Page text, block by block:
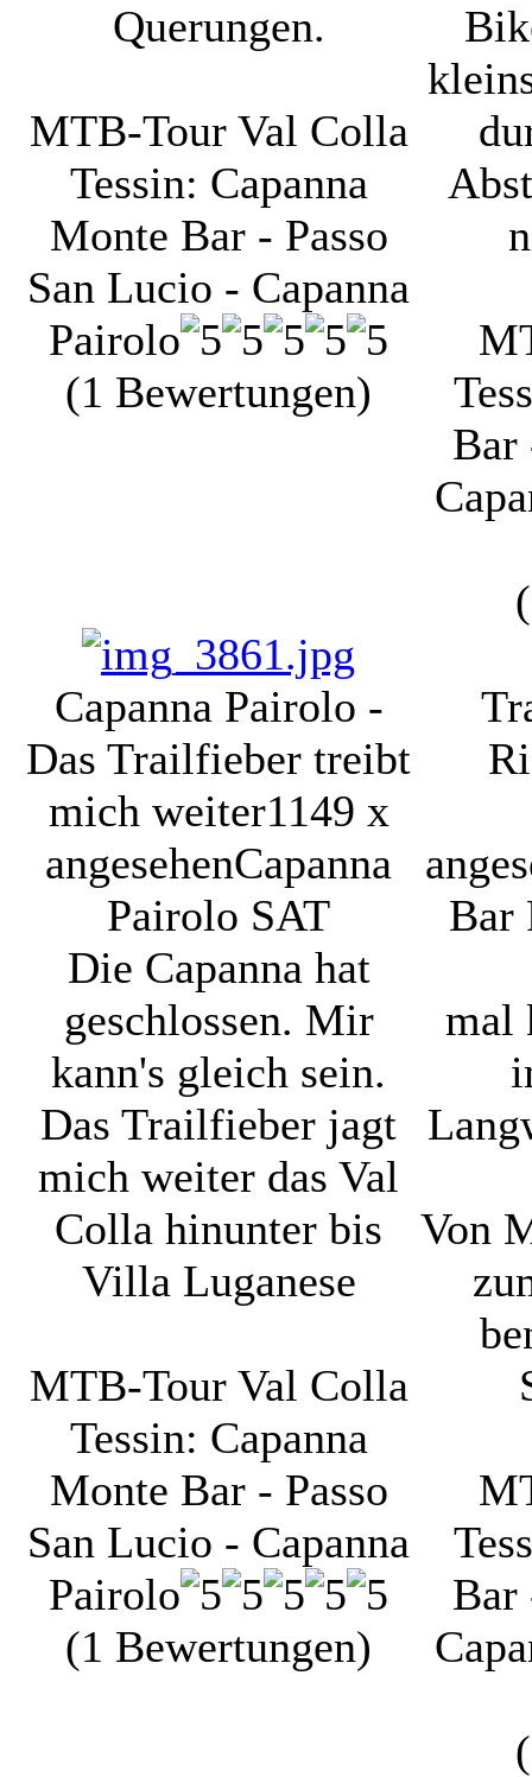
Querungen.
MTB-Tour Val Colla
Tessin: Capanna
Monte Bar - Passo
San Lucio - Capanna
Pairolo
(1 Bewertungen)
Bar
Capanna Pairolo -
Das Trailfieber treibt
mich weiter1149 x
angesehenCapanna
Pairolo SAT
Die Capanna hat
geschlossen. Mir
kann's gleich sein.
Das Trailfieber jagt
mich weiter das Val
Colla hinunter bis
Villa Luganese
MTB-Tour Val Colla
Tessin: Capanna
Monte Bar - Passo
San Lucio - Capanna
Pairolo
(1 Bewertungen)
Bar
mal
Von
Bar